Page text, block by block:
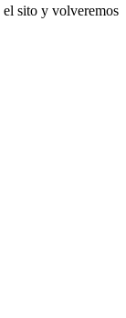
el sito y volveremos